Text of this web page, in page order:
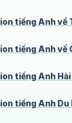
tiếng Anh về
tiếng Anh về
tiếng Anh
tiếng Anh Du